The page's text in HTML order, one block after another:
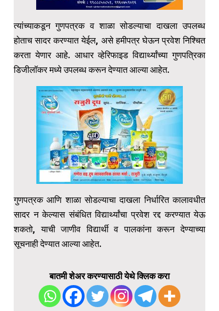
त्यांच्याकडून गुणपत्रक व शाळा सोडल्याचा दाखला उपलब्ध
होताच सादर करण्यात येईल, असे हमीपत्र घेऊन प्रवेश निश्चित
करता येणार आहे. आधार व्हेरिफाइड विद्यार्थ्यांच्या गुणपत्रिका
डिजीलॉकर मध्ये उपलब्ध करून देण्यात आल्या आहेत.
गुणपत्रक आणि शाळा सोडल्याचा दाखला निर्धारित कालावधीत
सादर न केल्यास संबंधित विद्यार्थ्यांचा प्रवेश रद्द करण्यात येऊ
शकतो, याची जाणीव विद्यार्थी व पालकांना करून देण्याच्या
सूचनाही देण्यात आल्या आहेत.
बातमी शेअर करण्यासाठी येथे क्लिक करा